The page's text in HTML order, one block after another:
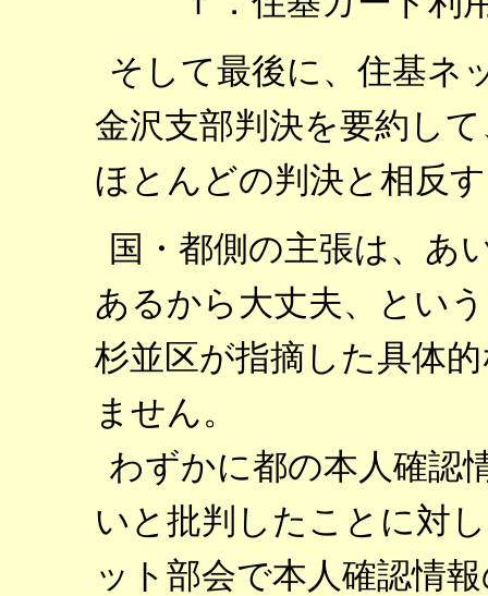
そして最後に、住基ネ
金沢支部判決を要約し
ほとんどの判決と相反
国・都側の主張は、あ
あるから大丈夫、とい
杉並区が指摘した具体
ません。
わずかに都の本人確認
いと批判したことに対
ット部会で本人確認情